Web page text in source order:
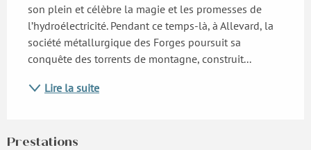
son plein et célèbre la magie et les promesses de
l’hydroélectricité. Pendant ce temps-là, à Allevard, la
société métallurgique des Forges poursuit sa
conquête des torrents de montagne, construit...
Lire la suite
Prestations